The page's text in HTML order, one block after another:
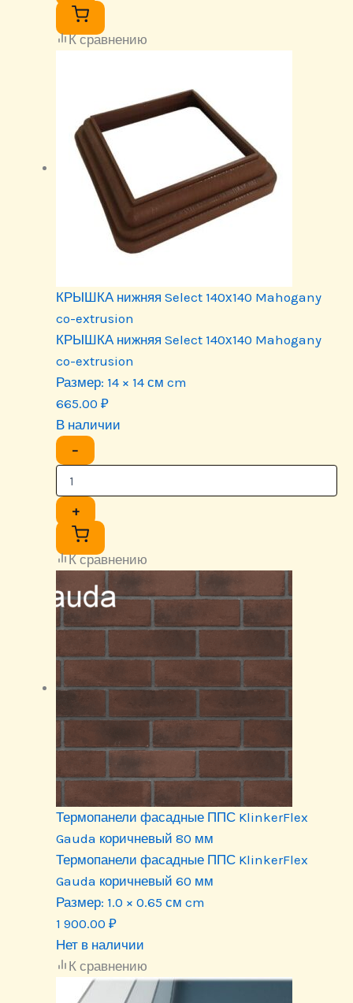
К сравнению
КРЫШКА нижняя Select 140х140 Mahogany
co-extrusion
КРЫШКА нижняя Select 140х140 Mahogany
co-extrusion
Размер: 14 × 14 см cm
665.00 ₽
В наличии
−
+
К сравнению
Термопанели фасадные ППС KlinkerFlex
Gauda коричневый 80 мм
Термопанели фасадные ППС KlinkerFlex
Gauda коричневый 60 мм
Размер: 1.0 × 0.65 см cm
1 900.00 ₽
Нет в наличии
К сравнению